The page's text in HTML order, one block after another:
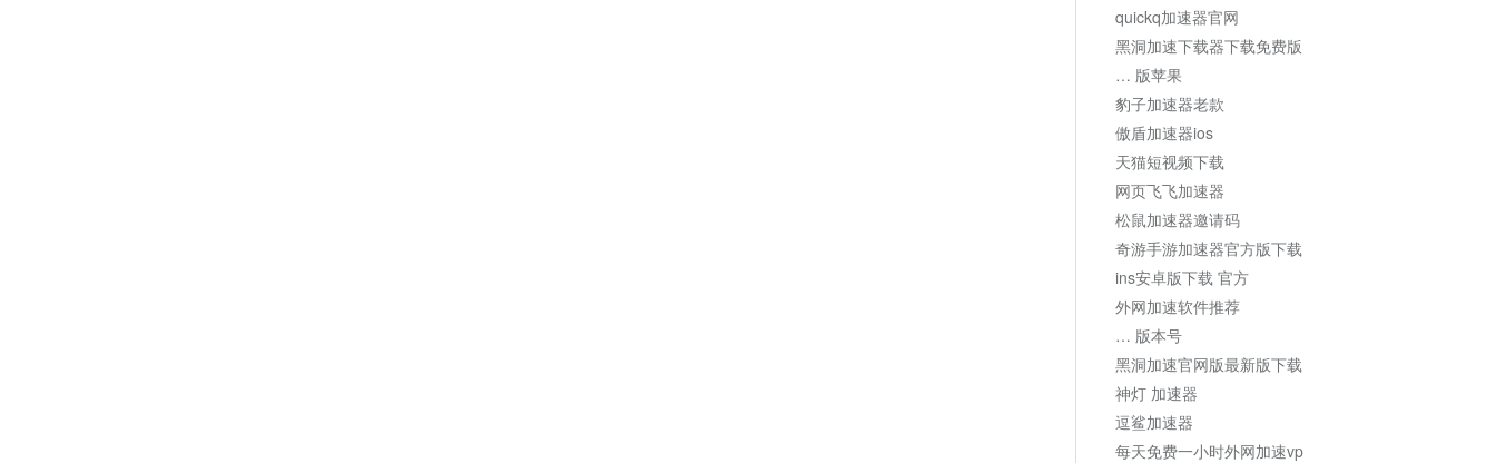
quickq加速器官网
黑洞加速下载器下载免费版
… 版苹果
豹子加速器老款
傲盾加速器ios
天猫短视频下载
网页飞飞加速器
松鼠加速器邀请码
奇游手游加速器官方版下载
ins安卓版下载 官方
外网加速软件推荐
… 版本号
黑洞加速官网版最新版下载
神灯 加速器
逗鲨加速器
每天免费一小时外网加速vp